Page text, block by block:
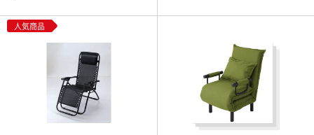
人気商品